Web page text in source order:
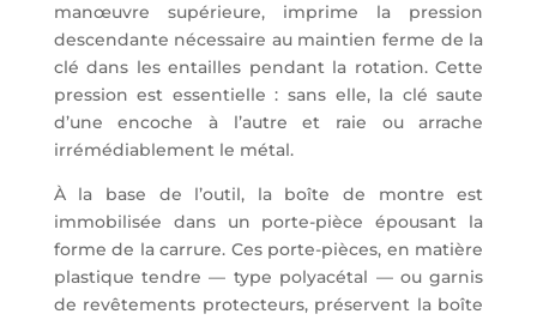
manœuvre supérieure, imprime la pression
descendante nécessaire au maintien ferme de la
clé dans les entailles pendant la rotation. Cette
pression est essentielle : sans elle, la clé saute
d’une encoche à l’autre et raie ou arrache
irrémédiablement le métal.
À la base de l’outil, la boîte de montre est
immobilisée dans un porte-pièce épousant la
forme de la carrure. Ces porte-pièces, en matière
plastique tendre — type polyacétal — ou garnis
de revêtements protecteurs, préservent la boîte